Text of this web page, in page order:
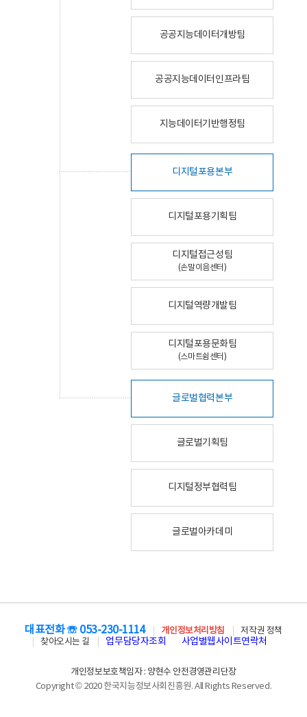
공공지능데이터개방팀
공공지능데이터인프라팀
지능데이터기반행정팀
디지털포용본부
디지털포용기획팀
디지털접근성팀
(손말이음센터)
디지털역량개발팀
디지털포용문화팀
(스마트쉼센터)
글로벌협력본부
글로벌기획팀
디지털정부협력팀
글로벌아카데미
대표전화 ☏ 053-230-1114 개인정보처리방침
저작권 정책
찾아오시는 길
업무담당자조회 사업별웹사이트연락처
개인정보보호책임자 : 양현수 안전경영관리단장
Copyright © 2020 한국지능정보사회진흥원. All Rights Reserved.